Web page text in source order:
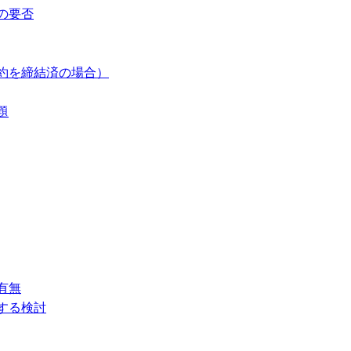
要否
締結済の場合）
無
る検討